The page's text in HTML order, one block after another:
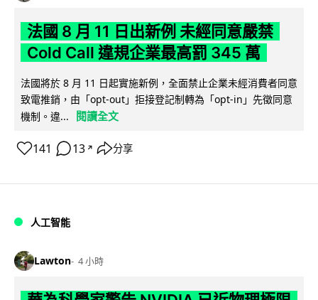
法國 8 月 11 日出新例 未經同意嚴禁
Cold Call 違規企業最高罰 345 萬
法國將於 8 月 11 日起實施新例，全面禁止企業未經消費者同意
致電推銷，由「opt-out」拒接登記制轉為「opt-in」先徵同意
機制。違...
閱讀全文
141 13 ↗ 分享
人工智能
Lawton 4 小時